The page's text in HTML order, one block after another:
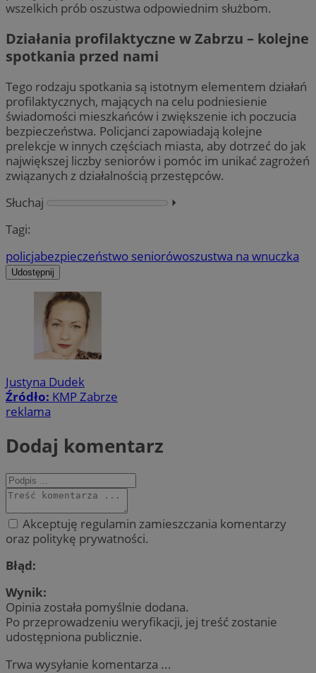
wszelkich prób oszustwa odpowiednim służbom.
Działania profilaktyczne w Zabrzu – kolejne
spotkania przed nami
Tego rodzaju spotkania są istotnym elementem działań
profilaktycznych, mających na celu podniesienie
świadomości mieszkańców i zwiększenie ich poczucia
bezpieczeństwa. Policjanci zapowiadają kolejne
prelekcje w innych częściach miasta, aby dotrzeć do jak
największej liczby seniorów i pomóc im unikać zagrożeń
związanych z działalnością przestępców.
Słuchaj
⏵︎
Tagi:
policjabezpieczeństwo seniorówoszustwa na wnuczka
Udostępnij
Justyna Dudek
Źródło: KMP Zabrze
reklama
Dodaj komentarz
Akceptuję regulamin zamieszczania komentarzy
oraz politykę prywatności.
Błąd:
Wynik:
Opinia została pomyślnie dodana.
Po przeprowadzeniu weryfikacji, jej treść zostanie
udostępniona publicznie.
Trwa wysyłanie komentarza ...